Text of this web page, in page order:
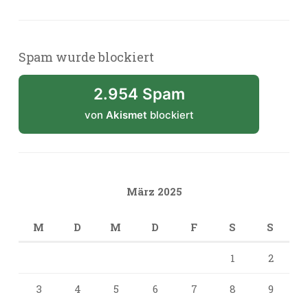
Spam wurde blockiert
2.954 Spam
von Akismet blockiert
März 2025
M D M D F S S
1 2
3 4 5 6 7 8 9